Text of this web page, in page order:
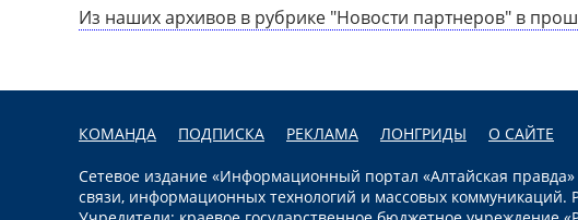
Из наших архивов в рубрике "Новости партнеров" в
КОМАНДА ПОДПИСКА РЕКЛАМА ЛОНГРИДЫ О САЙТЕ
Сетевое издание «Информационный портал «Алтайская
связи, информационных технологий и массовых